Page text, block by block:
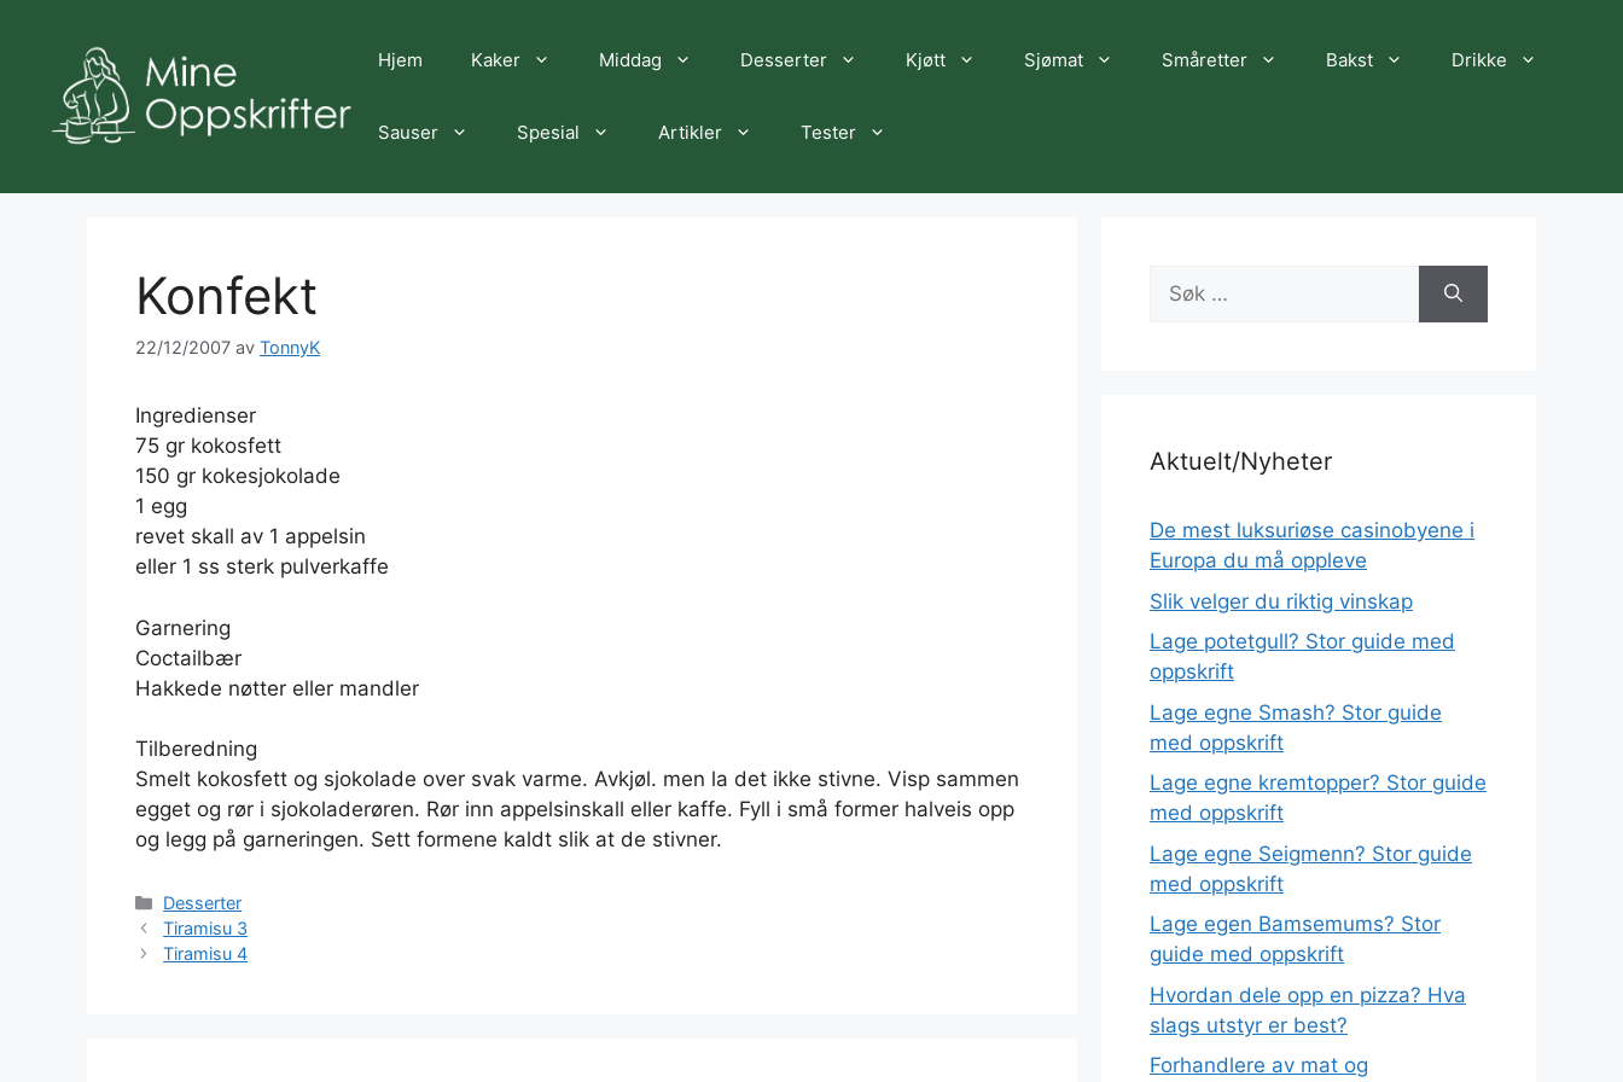
Hjem Kaker Middag Desserter Kjøtt Sjømat Småretter Bakst Drikke
Sauser Spesial Artikler Tester
Konfekt
22/12/2007 av TonnyK
Ingredienser
75 gr kokosfett
150 gr kokesjokolade
1 egg
revet skall av 1 appelsin
eller 1 ss sterk pulverkaffe
Garnering
Coctailbær
Hakkede nøtter eller mandler
Tilberedning
Smelt kokosfett og sjokolade over svak varme. Avkjøl. men la det ikke stivne. Visp sammen
egget og rør i sjokoladerøren. Rør inn appelsinskall eller kaffe. Fyll i små former halveis opp
og legg på garneringen. Sett formene kaldt slik at de stivner.
Kategorier
Desserter
Tiramisu 3
Tiramisu 4
Søk
etter:
Aktuelt/Nyheter
De mest luksuriøse casinobyene i
Europa du må oppleve
Slik velger du riktig vinskap
Lage potetgull? Stor guide med
oppskrift
Lage egne Smash? Stor guide
med oppskrift
Lage egne kremtopper? Stor guide
med oppskrift
Lage egne Seigmenn? Stor guide
med oppskrift
Lage egen Bamsemums? Stor
guide med oppskrift
Hvordan dele opp en pizza? Hva
slags utstyr er best?
Forhandlere av mat og